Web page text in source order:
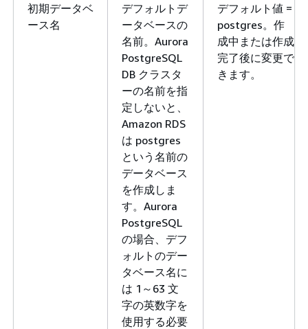
初期データベ
ース名
デフォルトデ
ータベースの
名前。Aurora
PostgreSQL
DB クラスタ
ーの名前を指
定しないと、
Amazon RDS
は postgres
という名前の
データベース
を作成しま
す。Aurora
PostgreSQL
の場合、デフ
ォルトのデー
タベース名に
は 1～63 文
字の英数字を
使用する必要
デフォルト値 =
postgres。作
成中または作成
完了後に変更で
きます。